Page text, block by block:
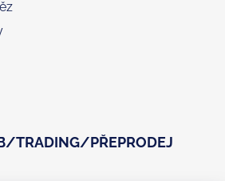
TRADING/PŘEPRODEJ